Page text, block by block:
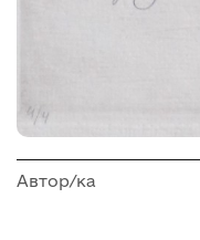
Автор/ка